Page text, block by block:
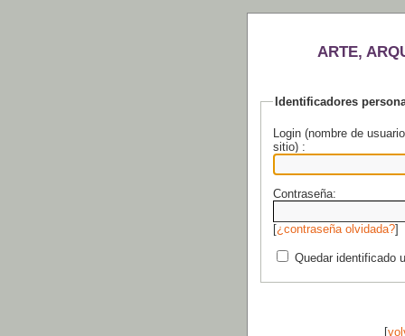
ARTE,
Identificadores
Login (nombre de
sitio) :
Contraseña:
[¿contraseña olvidada?]
Quedar identificado
[